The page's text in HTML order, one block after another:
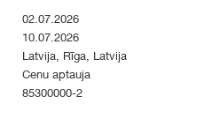
02.07.2026
10.07.2026
Latvija, Rīga, Latvija
Cenu aptauja
85300000-2